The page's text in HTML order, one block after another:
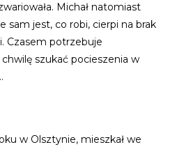
Michał natomiast
sam jest, co robi, cierpi na brak
Czasem potrzebuje
szukać pocieszenia w
w Olsztynie, mieszkał we